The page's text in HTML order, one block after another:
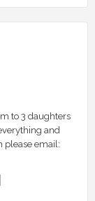
to 3 daughters
and
please email: